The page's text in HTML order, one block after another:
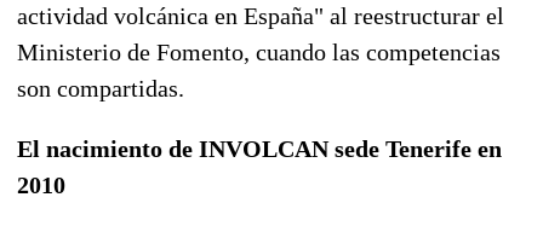
actividad volcánica en España" al reestructurar el
Ministerio de Fomento, cuando las competencias
son compartidas.
El nacimiento de INVOLCAN sede Tenerife en
2010